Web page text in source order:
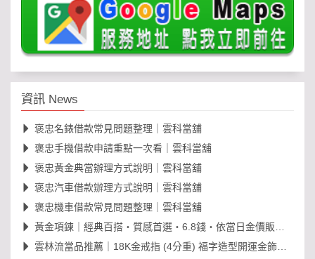
資訊 News
褒忠名錶借款常見問題整理｜雲科當舖
褒忠手機借款申請重點一次看｜雲科當舖
褒忠黃金典當辦理方式說明｜雲科當舖
褒忠汽車借款辦理方式說明｜雲科當舖
褒忠機車借款常見問題整理｜雲科當舖
黃金項鍊｜經典百搭・質感首選・6.8錢・依當日金價販售，免工錢更划算
雲林流當品推薦｜18K金戒指 (4分重) 福字造型開運金飾，日常百搭超值選！